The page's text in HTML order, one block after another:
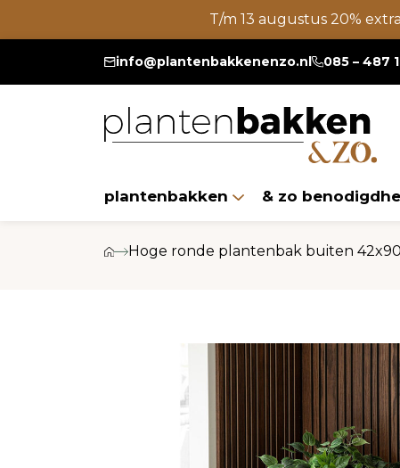
T/m 13 augustus 20%
info@plantenbakkenenzo.nl 085 – 487
plantenbakken & zo
Hoge ronde plantenbak buiten 42x90